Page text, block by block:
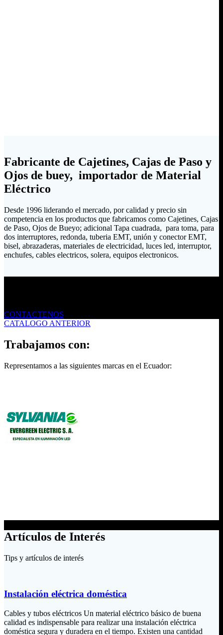
Fabricante de Cajetines, Cajas de Paso y
Ojos de buey, importador de Material
Eléctrico
Desde 1996 liderando el mercado, por calidad y precio sin
competencia en los productos que fabricamos como Cajetines, Cajas
de Paso, Ojos de Bueyo; adicional Tapa cuadrada, para toma, para
dos interruptores, redonda, tuberia EMT, unión y conector EMT,
bisel, abrazaderas, materiales de electricidad, luces led, interruptor,
enchufes, cables electricos, solera, equipos electronicos.
CONTACTENOS
CATALOGO ANTERIOR
Trabajamos con:
Representamos a las siguientes marcas en el Ecuador:
Artículos de Interés
Tips y artículos de interés
Instalación eléctrica doméstica
Cables y tubos eléctricos Un material eléctrico básico de buena
calidad es indispensable para realizar una instalación eléctrica
doméstica segura y duradera en el tiempo. Existen una cantidad